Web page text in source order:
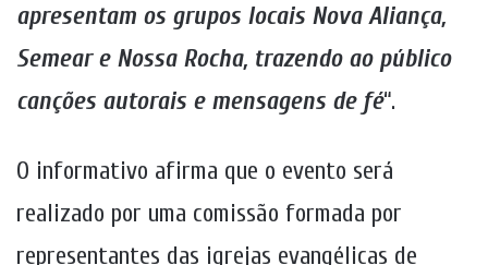
apresentam os grupos locais Nova Aliança,
Semear e Nossa Rocha, trazendo ao público
canções autorais e mensagens de fé“.
O informativo afirma que o evento será
realizado por uma comissão formada por
representantes das igrejas evangélicas de